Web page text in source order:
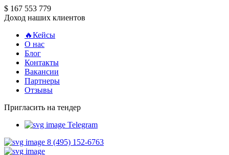
$ 167 553 779
Доход наших клиентов
🔥Кейсы
О нас
Блог
Контакты
Вакансии
Партнеры
Отзывы
Пригласить на тендер
Telegram
8 (495) 152-6763